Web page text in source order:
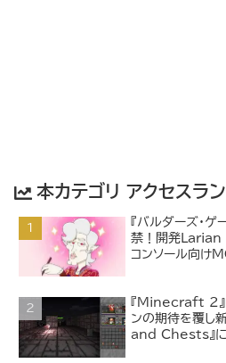
本カテゴリ アクセスラ
『バルダーズ・
禁！開発Larian
コンソール向け
『Minecraft 2』
ンの期待を覆し
and Chests』に